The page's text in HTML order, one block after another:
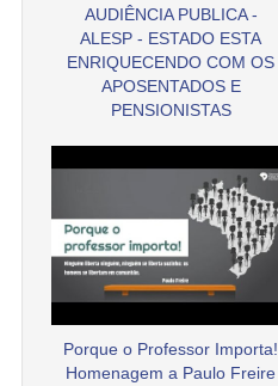
AUDIÊNCIA PUBLICA -
ALESP - ESTADO ESTA
ENRIQUECENDO COM OS
APOSENTADOS E
PENSIONISTAS
Porque o Professor Importa!
Homenagem a Paulo Freire